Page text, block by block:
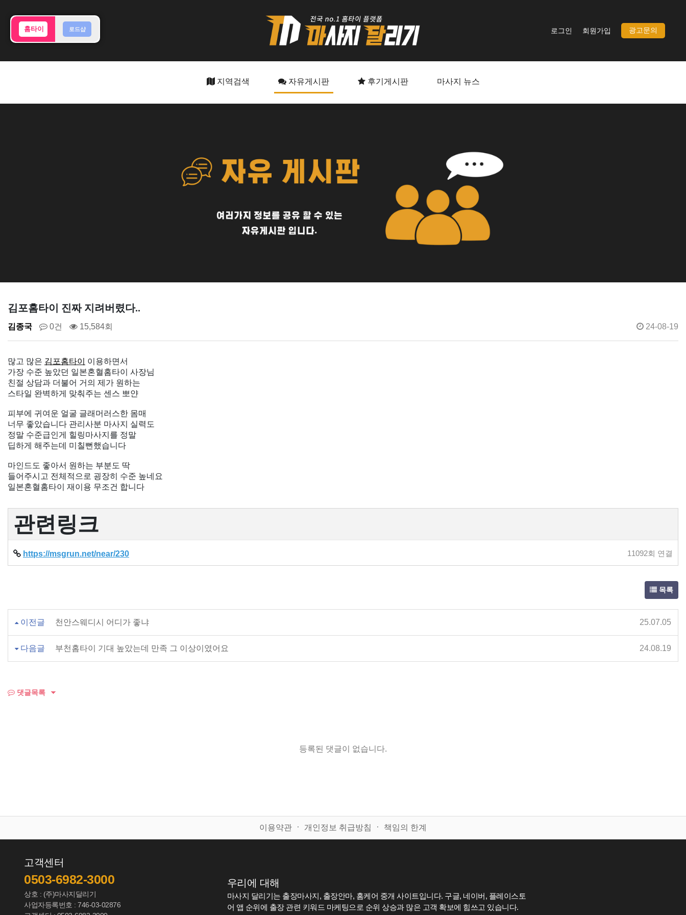
홈타이 로드샵 로그인 회원가입 광고문의
지역검색 자유게시판 후기게시판 마사지 뉴스
김포홈타이 진짜 지려버렸다..
김종국 0건 15,584회 24-08-19
많고 많은 김포홈타이
이용하면서
가장 수준 높았던 일본혼혈홈타이 사장님
친절 상담과 더불어 거의 제가 원하는
스타일 완벽하게 맞춰주는 센스 뽀얀
피부에 귀여운 얼굴 글래머러스한 몸매
너무 좋았습니다 관리사분 마사지 실력도
정말 수준급인게 힐링마사지를 정말
딥하게 해주는데 미칠뻔했습니다
마인드도 좋아서 원하는 부분도 딱
들어주시고 전체적으로 굉장히 수준 높네요
일본혼혈홈타이 재이용 무조건 합니다
관련링크
https://msgrun.net/near/230 11092회 연결
목록
이전글 천안스웨디시 어디가 좋냐 25.07.05
다음글 부천홈타이 기대 높았는데 만족 그 이상이였어요 24.08.19
댓글목록
등록된 댓글이 없습니다.
이용약관 ㆍ 개인정보 취급방침 ㆍ 책임의 한계
고객센터
0503-6982-3000
상호 : (주)마사지달리기
사업자등록번호 : 746-03-02876
우리에 대해
마사지 달리기는 출장마사지, 출장안마, 홈케어 중개 사이트입니다. 구글, 네이버, 플레이스토
어 앱 순위에 출장 관련 키워드 마케팅으로 순위 상승과 많은 고객 확보에 힘쓰고 있습니다.